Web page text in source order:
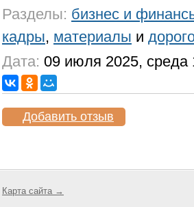
Разделы: бизнес и
кадры, материалы и
Дата: 09 июля 2025, среда
Добавить отзыв
Карта сайта →